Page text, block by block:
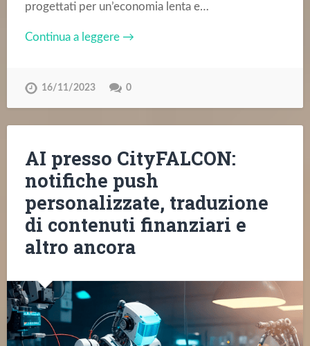
progettati per un’economia lenta e…
Continua a leggere →
16/11/2023 0
AI presso CityFALCON:
notifiche push
personalizzate, traduzione
di contenuti finanziari e
altro ancora